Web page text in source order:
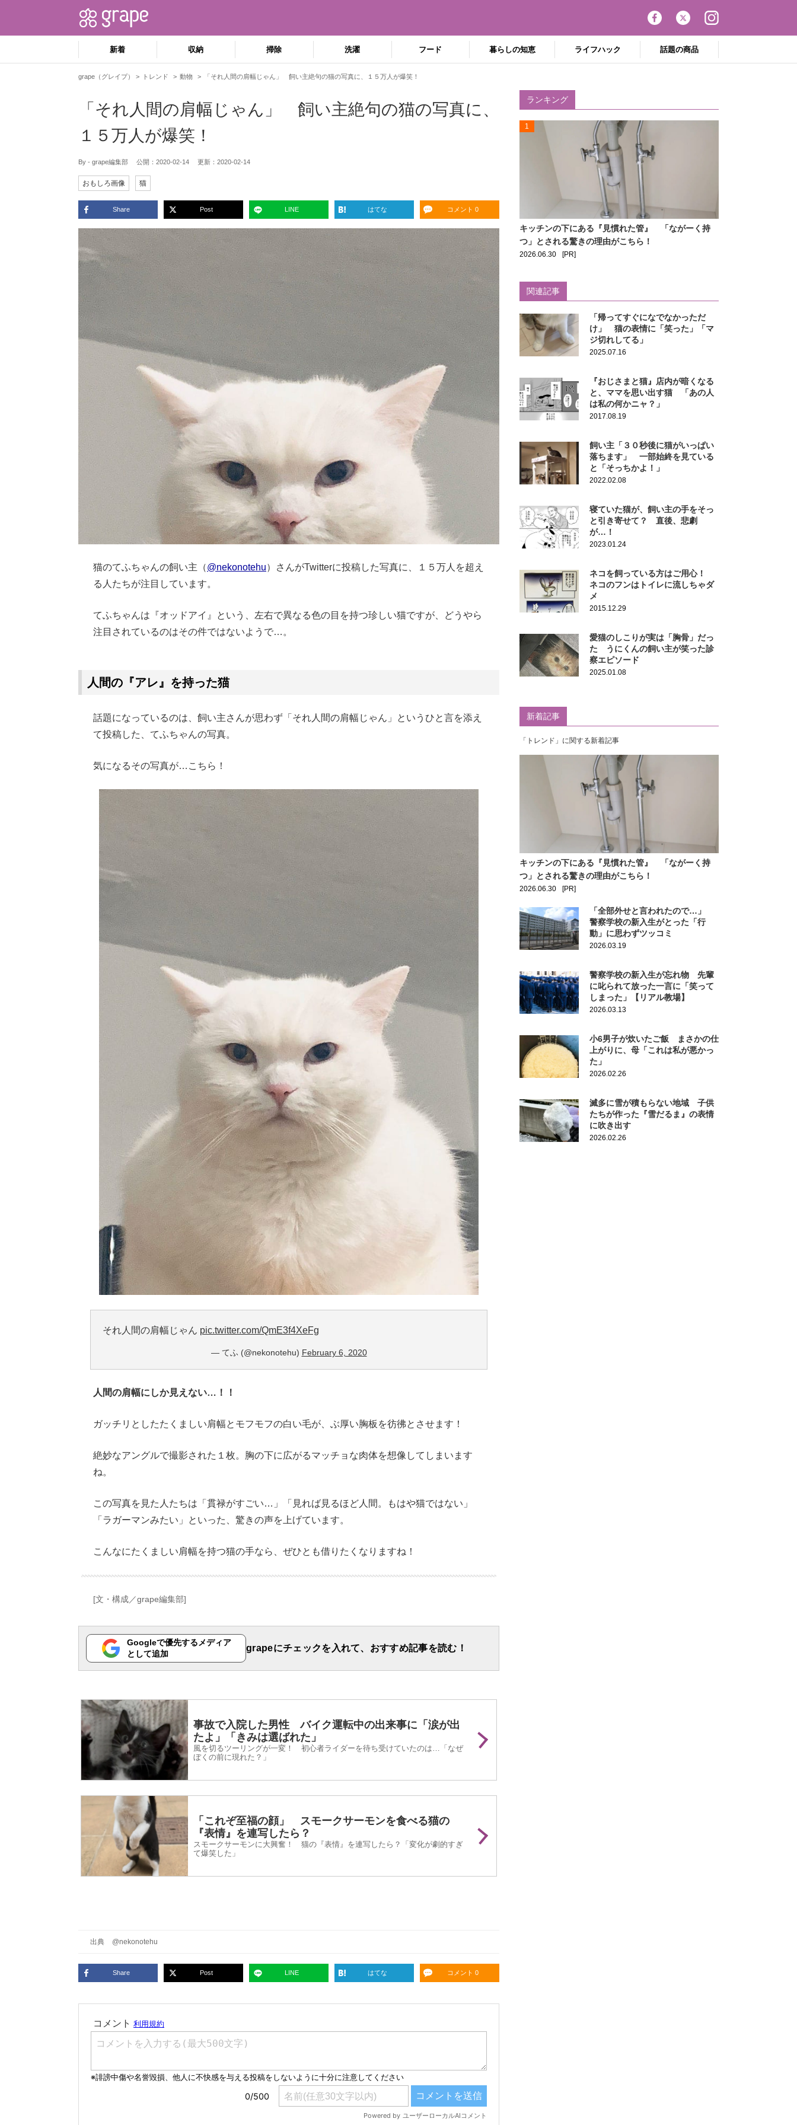
新着 収納 掃除 洗濯 フード 暮らしの知恵 ライフハック 話題の商品
grape（グレイプ） トレンド 動物 「それ人間の肩幅じゃん」 飼い主絶句の猫の写真に、１５万人が爆笑！
「それ人間の肩幅じゃん」 飼い主絶句の猫の写真に、
１５万人が爆笑！
By - grape編集部 公開： 2020-02-14 更新： 2020-02-14
おもしろ画像 猫
Share Post LINE はてな コメント 0
猫のてふちゃんの飼い主（@nekonotehu）さんがTwitterに投稿した写真に、１５万人を超え
る人たちが注目しています。
てふちゃんは『オッドアイ』という、左右で異なる色の目を持つ珍しい猫ですが、どうやら
注目されているのはその件ではないようで…。
人間の『アレ』を持った猫
話題になっているのは、飼い主さんが思わず「それ人間の肩幅じゃん」というひと言を添え
て投稿した、てふちゃんの写真。
気になるその写真が…こちら！
それ人間の肩幅じゃん pic.twitter.com/QmE3f4XeFg
— てふ (@nekonotehu) February 6, 2020
人間の肩幅にしか見えない…！！
ガッチリとしたたくましい肩幅とモフモフの白い毛が、ぶ厚い胸板を彷彿とさせます！
絶妙なアングルで撮影された１枚。胸の下に広がるマッチョな肉体を想像してしまいます
ね。
この写真を見た人たちは「貫禄がすごい…」「見れば見るほど人間。もはや猫ではない」
「ラガーマンみたい」といった、驚きの声を上げています。
こんなにたくましい肩幅を持つ猫の手なら、ぜひとも借りたくなりますね！
[文・構成／grape編集部]
Googleで優先するメディア
として追加
grapeにチェックを入れて、おすすめ記事を読む！
事故で入院した男性 バイク運転中の出来事に「涙が出
たよ」「きみは選ばれた」
風を切るツーリングが一変！ 初心者ライダーを待ち受けていたのは…「なぜ
ぼくの前に現れた？」
「これぞ至福の顔」 スモークサーモンを食べる猫の
『表情』を連写したら？
スモークサーモンに大興奮！ 猫の『表情』を連写したら？「変化が劇的すぎ
て爆笑した」
出典 @nekonotehu
Share Post LINE はてな コメント 0
ランキング
1
キッチンの下にある『見慣れた管』 「ながーく持
つ」とされる驚きの理由がこちら！
2026.06.30 [PR]
関連記事
「帰ってすぐになでなかっただ
け」 猫の表情に「笑った」「マ
ジ切れしてる」
2025.07.16
『おじさまと猫』店内が暗くなる
と、ママを思い出す猫 「あの人
は私の何かニャ？」
2017.08.19
飼い主「３０秒後に猫がいっぱい
落ちます」 一部始終を見ている
と「そっちかよ！」
2022.02.08
寝ていた猫が、飼い主の手をそっ
と引き寄せて？ 直後、悲劇
が…！
2023.01.24
ネコを飼っている方はご用心！
ネコのフンはトイレに流しちゃダ
メ
2015.12.29
愛猫のしこりが実は「胸骨」だっ
た うにくんの飼い主が笑った診
察エピソード
2025.01.08
新着記事
「トレンド」に関する新着記事
キッチンの下にある『見慣れた管』 「ながーく持
つ」とされる驚きの理由がこちら！
2026.06.30 [PR]
「全部外せと言われたので…」
警察学校の新入生がとった「行
動」に思わずツッコミ
2026.03.19
警察学校の新入生が忘れ物 先輩
に叱られて放った一言に「笑って
しまった」【リアル教場】
2026.03.13
小6男子が炊いたご飯 まさかの仕
上がりに、母「これは私が悪かっ
た」
2026.02.26
滅多に雪が積もらない地域 子供
たちが作った『雪だるま』の表情
に吹き出す
2026.02.26